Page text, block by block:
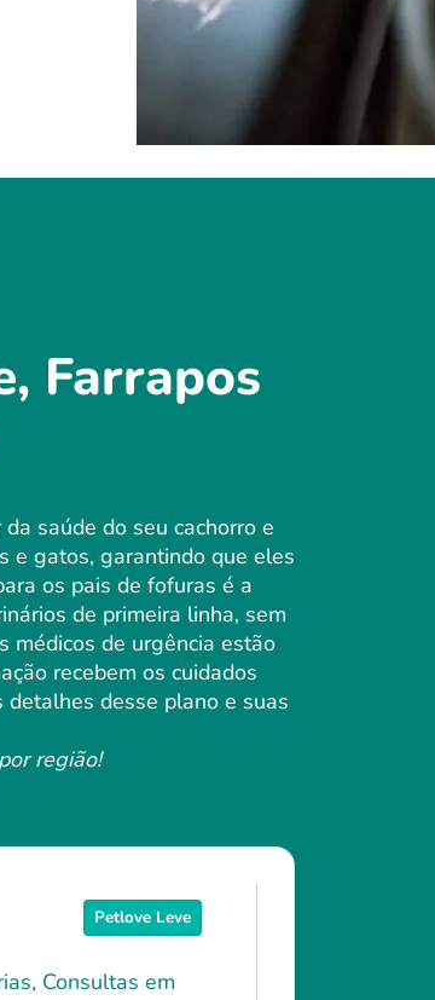
Farrapos
saúde do seu cachorro e
e gatos, garantindo que eles
os pais de fofuras é a
de primeira linha, sem
médicos de urgência estão
recebem os cuidados
detalhes desse plano e suas
região!
Petlove Leve
Consultas em